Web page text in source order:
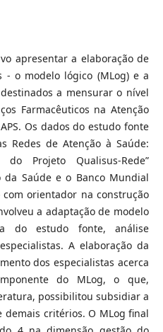
apresentar a elaboração de
- o modelo lógico (MLog) e a
a mensurar o nível
Farmacêuticos na Atenção
Os dados do estudo fonte
Redes de Atenção à Saúde:
Projeto Qualisus-Rede”
Saúde e o Banco Mundial
orientador na construção
a adaptação de modelo
do estudo fonte, análise
A elaboração da
dos especialistas acerca
do MLog, o que,
possibilitou subsidiar a
critérios. O MLog final